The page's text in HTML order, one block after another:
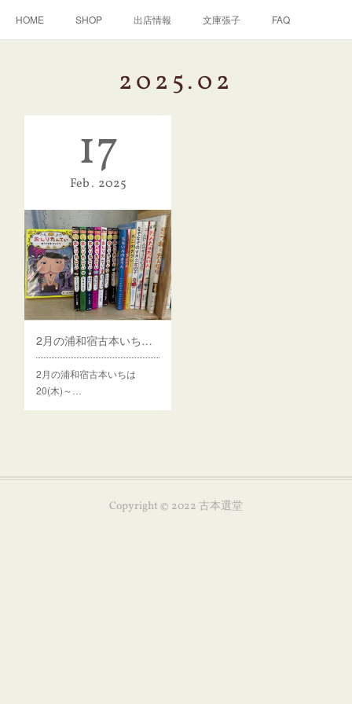
HOME SHOP 出店情報 文庫張子 FAQ
2025.02
17
Feb 2025
2月の浦和宿古本いち、20(木)～23(日)
2月の浦和宿古本いちは
20(木)～…
Copyright © 2022 古本選堂